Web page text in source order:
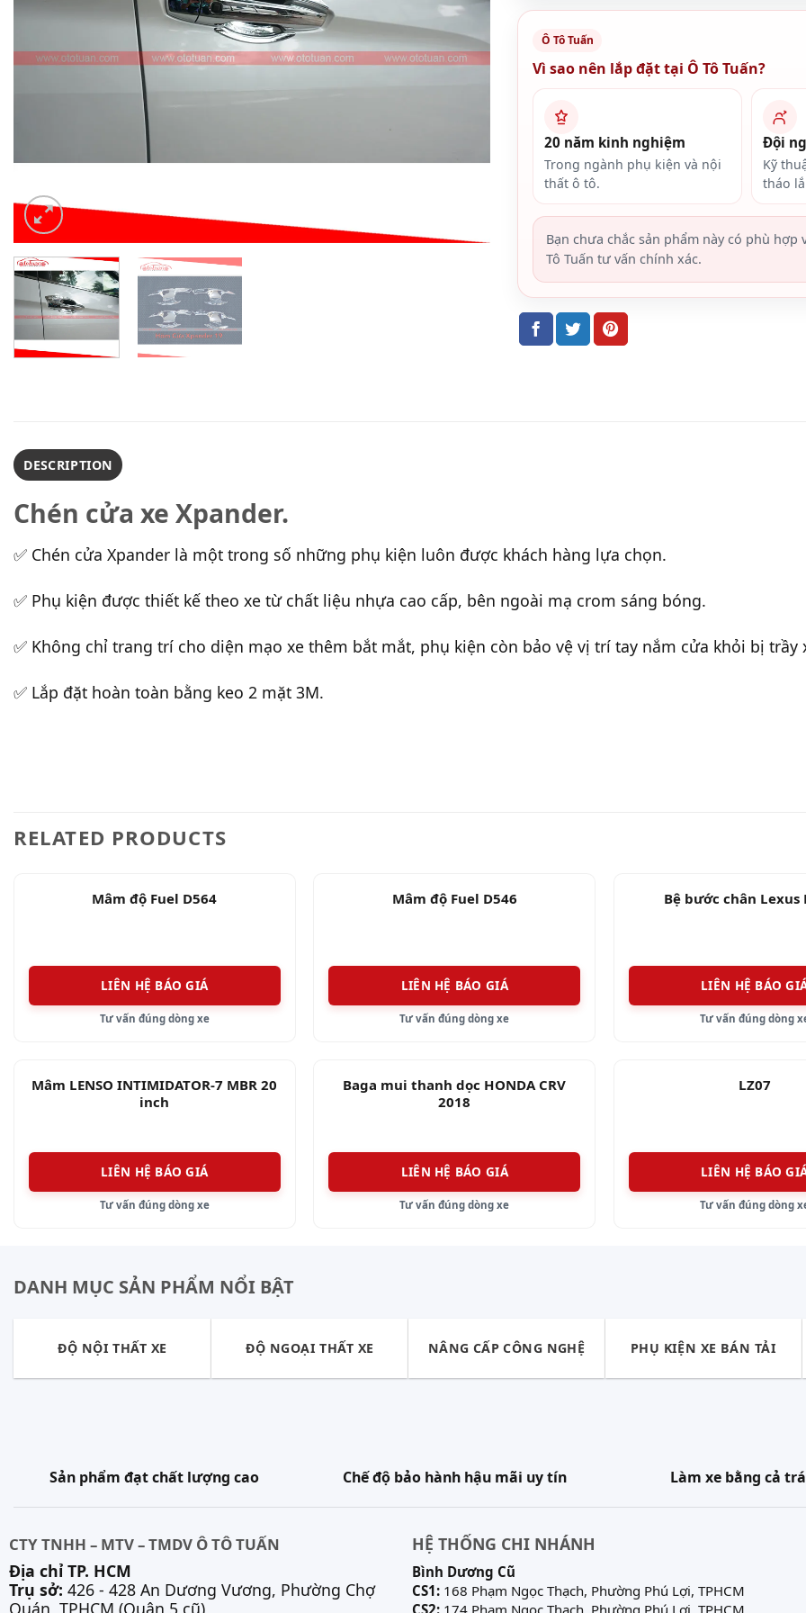
Ô Tô Tuấn
Vì sao nên lắp đặt tại Ô Tô Tuấn?
20 năm kinh nghiệm
Trong ngành phụ kiện và nội
thất ô tô.
Đội
Kỹ
tháo
Bạn chưa chắc sản phẩm này có phù
Tô Tuấn tư vấn chính xác.
DESCRIPTION
Chén cửa xe Xpander.
✅ Chén cửa Xpander là một trong số những phụ kiện luôn được khách hàng lựa chọn.
✅ Phụ kiện được thiết kế theo xe từ chất liệu nhựa cao cấp, bên ngoài mạ crom sáng bóng.
✅ Không chỉ trang trí cho diện mạo xe thêm bắt mắt, phụ kiện còn bảo vệ vị trí tay nắm cửa khỏi bị trầy
✅ Lắp đặt hoàn toàn bằng keo 2 mặt 3M.
RELATED PRODUCTS
Mâm độ Fuel D564
LIÊN HỆ BÁO GIÁ
Tư vấn đúng dòng xe
Mâm độ Fuel D546
LIÊN HỆ BÁO GIÁ
Tư vấn đúng dòng xe
Bệ bước chân Lexus
LIÊN HỆ BÁO
Tư vấn đúng dòng
Mâm LENSO INTIMIDATOR-7 MBR 20
inch
LIÊN HỆ BÁO GIÁ
Tư vấn đúng dòng xe
Baga mui thanh dọc HONDA CRV
2018
LIÊN HỆ BÁO GIÁ
Tư vấn đúng dòng xe
LZ07
LIÊN HỆ BÁO
Tư vấn đúng dòng
DANH MỤC SẢN PHẨM NỔI BẬT
ĐỘ NỘI THẤT XE ĐỘ NGOẠI THẤT XE NÂNG CẤP CÔNG NGHỆ PHỤ KIỆN XE BÁN TẢI
Sản phẩm đạt chất lượng cao Chế độ bảo hành hậu mãi uy tín Làm xe bằng cả
CTY TNHH – MTV – TMDV Ô TÔ TUẤN
Địa chỉ TP. HCM
Trụ sở: 426 - 428 An Dương Vương, Phường Chợ
Quán, TPHCM (Quận 5 cũ)
HỆ THỐNG CHI NHÁNH
Bình Dương Cũ
CS1:168 Phạm Ngọc Thạch, Phường Phú Lợi, TPHCM
CS2:174 Phạm Ngọc Thạch, Phường Phú Lợi, TPHCM